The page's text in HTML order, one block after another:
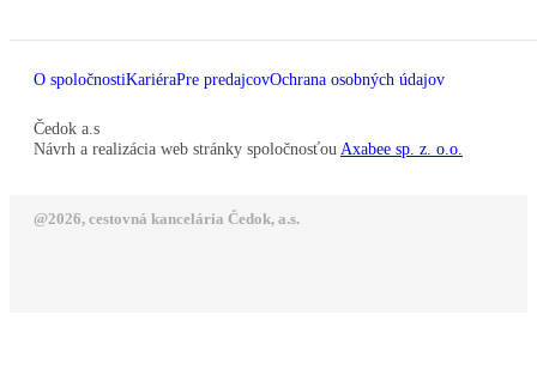
O spoločnostiKariéraPre predajcovOchrana osobných údajov
Čedok a.s
Návrh a realizácia web stránky spoločnosťou Axabee sp. z. o.o.
@2026, cestovná kancelária Čedok, a.s.